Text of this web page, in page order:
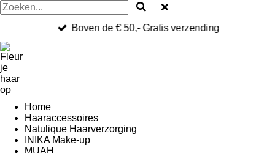
Boven de € 50,- Gratis verzending
Home
Haaraccessoires
Natulique Haarverzorging
INIKA Make-up
MUAH